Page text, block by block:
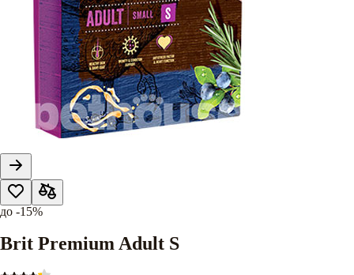
до -15%
Brit Premium Adult S